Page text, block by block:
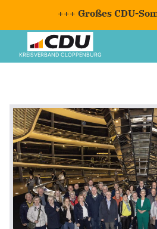
+++ Großes CDU-
KREISVERBAND CLOPPENBURG